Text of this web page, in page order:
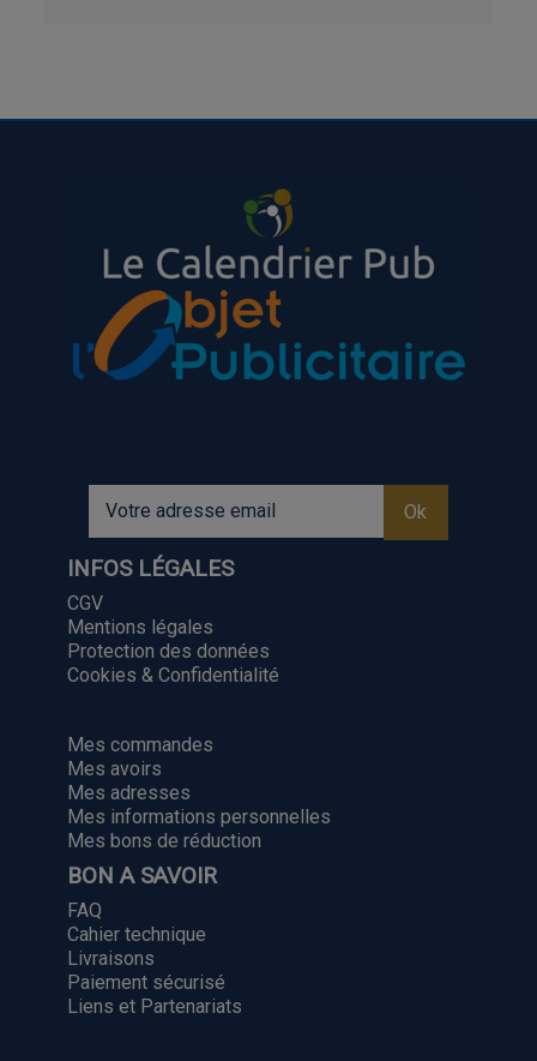
INFOS LÉGALES
CGV
Mentions légales
Protection des données
Cookies & Confidentialité
Mes commandes
Mes avoirs
Mes adresses
Mes informations personnelles
Mes bons de réduction
BON A SAVOIR
FAQ
Cahier technique
Livraisons
Paiement sécurisé
Liens et Partenariats